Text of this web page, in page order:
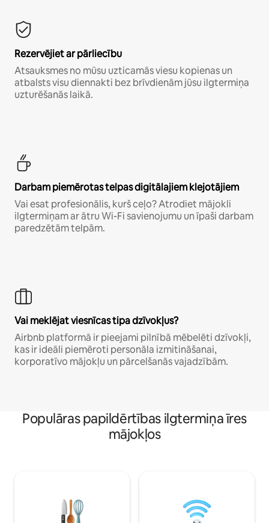
Rezervējiet ar pārliecību
Atsauksmes no mūsu uzticamās viesu kopienas un
atbalsts visu diennakti bez brīvdienām jūsu ilgtermiņa
uzturēšanās laikā.
Darbam piemērotas telpas digitālajiem klejotājiem
Vai esat profesionālis, kurš ceļo? Atrodiet mājokli
ilgtermiņam ar ātru Wi-Fi savienojumu un īpaši darbam
paredzētām telpām.
Vai meklējat viesnīcas tipa dzīvokļus?
Airbnb platformā ir pieejami pilnībā mēbelēti dzīvokļi,
kas ir ideāli piemēroti personāla izmitināšanai,
korporatīvo mājokļu un pārcelšanās vajadzībām.
Populāras papildērtības ilgtermiņa īres
mājokļos